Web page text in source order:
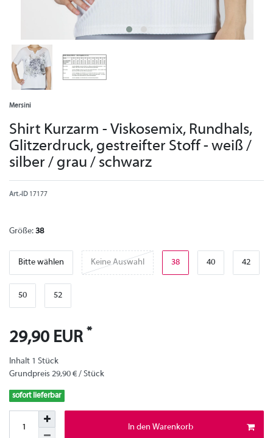
Mersini
Shirt Kurzarm - Viskosemix, Rundhals,
Glitzerdruck, gestreifter Stoff - weiß /
silber / grau / schwarz
Art.-ID 17177
Größe: 38
Bitte wählen Keine Auswahl 38 40 42
50 52
29,90 EUR *
Inhalt 1 Stück
Grundpreis 29,90 € / Stück
sofort lieferbar
In den Warenkorb